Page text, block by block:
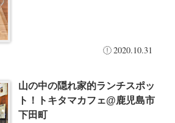
2020.10.31
山の中の隠れ家的ランチスポッ
ト！トキタマカフェ@鹿児島市
下田町